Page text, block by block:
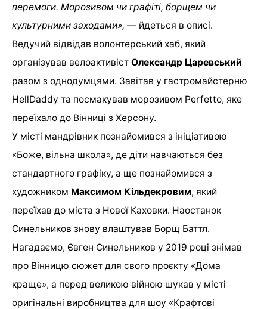
перемоги. Морозивом чи графіті, борщем чи
культурними заходами», — йдеться в описі.
Ведучий відвідав волонтерський хаб, який
організував велоактивіст Олександр Царевський
разом з однодумцями. Завітав у гастромайстерню
HellDaddy та посмакував морозивом Perfetto, яке
переїхало до Вінниці з Херсону.
У місті мандрівник познайомився з ініціативою
«Боже, вільна школа», де діти навчаються без
стандартного графіку, а ще познайомився з
художником Максимом Кільдекровим, який
переїхав до міста з Нової Каховки. Наостанок
Синельников знову влаштував Борщ Баттл.
Нагадаємо, Євген Синельников у 2019 році знімав
про Вінницю сюжет для свого проєкту «Дома
краще», а перед великою війною шукав у місті
оригінальні виробництва для шоу «Крафтові